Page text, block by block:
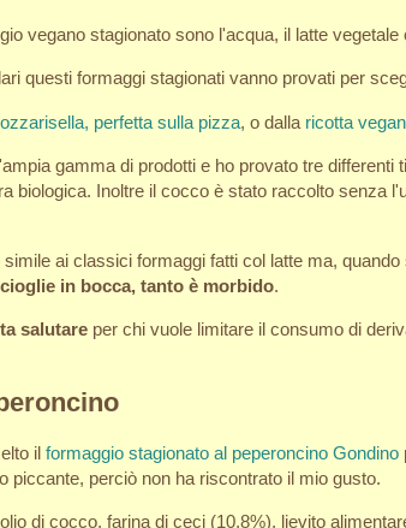
vegano stagionato sono l'acqua, il latte
questi formaggi stagionati vanno provati per
perfetta sulla pizza, o dalla ricotta
gamma di prodotti e ho provato tre
biologica. Inoltre il cocco è stato raccolto senza
ai classici formaggi fatti col latte ma,
in bocca, tanto è morbido.
salutare per chi vuole limitare il consumo di
il formaggio stagionato al peperoncino Gondino
piccante, perciò non ha riscontrato il mio gusto.
di cocco, farina di ceci (10,8%), lievito